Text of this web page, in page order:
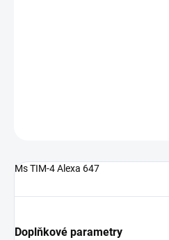
Ms TIM-4 Alexa 647
Doplňkové parametry